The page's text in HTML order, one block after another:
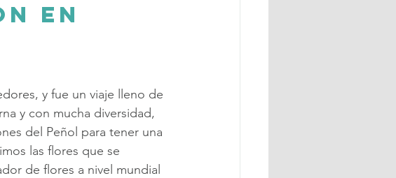
en
y fue un viaje lleno de
y con mucha diversidad,
del Peñol para tener una
las flores que se
de flores a nivel mundial